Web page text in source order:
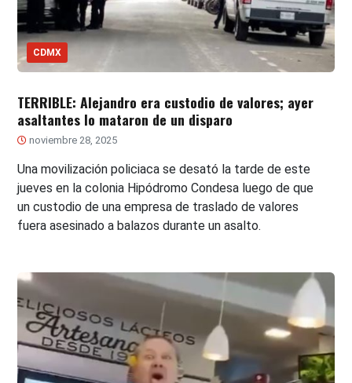
CDMX
TERRIBLE: Alejandro era custodio de valores; ayer
asaltantes lo mataron de un disparo
noviembre 28, 2025
Una movilización policiaca se desató la tarde de este
jueves en la colonia Hipódromo Condesa luego de que
un custodio de una empresa de traslado de valores
fuera asesinado a balazos durante un asalto.